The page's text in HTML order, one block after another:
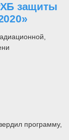
защиты
программу,